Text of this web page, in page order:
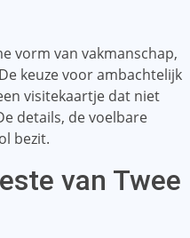
vorm van vakmanschap,
keuze voor ambachtelijk
visitekaartje dat niet
details, de voelbare
bezit.
van Twee